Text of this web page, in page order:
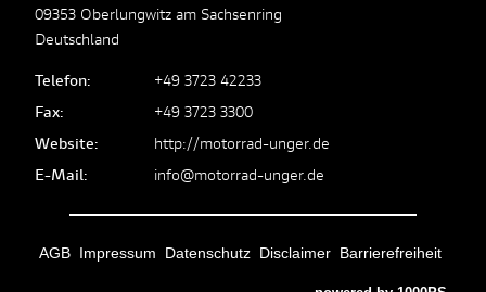
09353 Oberlungwitz am Sachsenring
Deutschland
Telefon:
+49 3723 42233
Fax:
+49 3723 3300
Website:
http://motorrad-unger.de
E-Mail:
info@motorrad-unger.de
AGB Impressum Datenschutz Disclaimer Barrierefreiheit